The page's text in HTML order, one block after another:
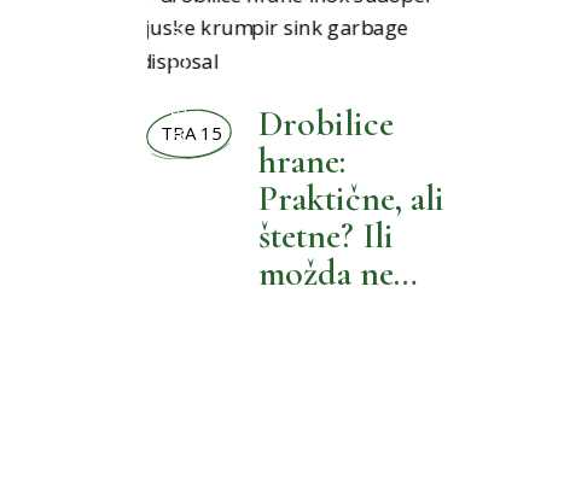
BOLJI LJUBIMCI
BOLJA POTROŠNJA
MOŽEMO BOLJE
BOLJA OKOLINA
BOLJI ŽIVOT
TRA 15
Drobilice
hrane:
Praktične, ali
štetne? Ili
možda ne…